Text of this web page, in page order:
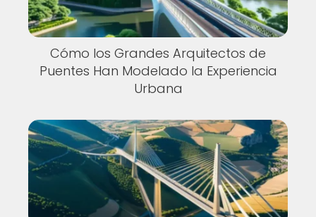
Cómo los Grandes Arquitectos de
Puentes Han Modelado la Experiencia
Urbana